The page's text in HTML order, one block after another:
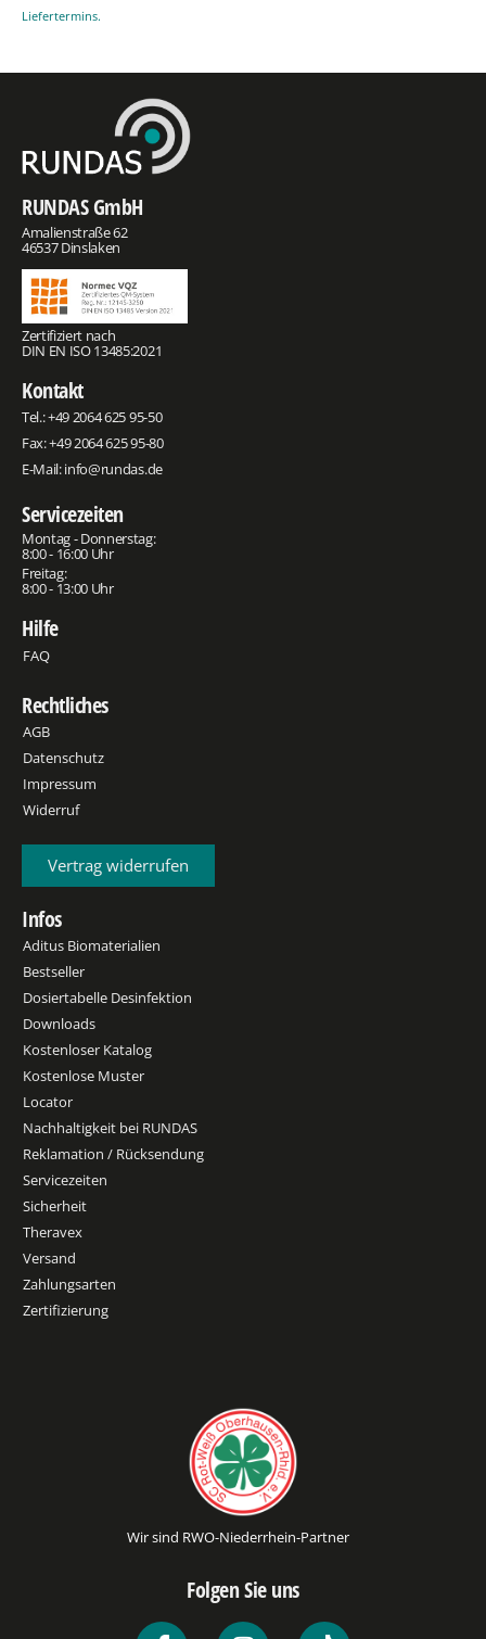
Liefertermins.
RUNDAS GmbH
Amalienstraße 62
46537 Dinslaken
Zertifiziert nach
DIN EN ISO 13485:2021
Kontakt
Tel.:+49 2064 625 95-50
Fax: +49 2064 625 95-80
E-Mail:info@rundas.de
Servicezeiten
Montag - Donnerstag:
8:00 - 16:00 Uhr
Freitag:
8:00 - 13:00 Uhr
Hilfe
FAQ
Rechtliches
AGB
Datenschutz
Impressum
Widerruf
Vertrag widerrufen
Infos
Aditus Biomaterialien
Bestseller
Dosiertabelle Desinfektion
Downloads
Kostenloser Katalog
Kostenlose Muster
Locator
Nachhaltigkeit bei RUNDAS
Reklamation / Rücksendung
Servicezeiten
Sicherheit
Theravex
Versand
Zahlungsarten
Zertifizierung
Wir sind RWO-Niederrhein-Partner
Folgen Sie uns